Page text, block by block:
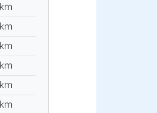
km
km
km
km
km
km